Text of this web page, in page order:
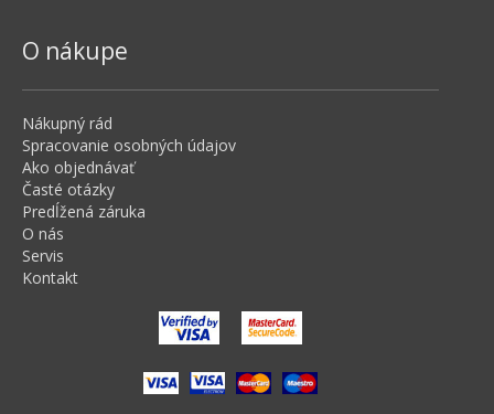
O nákupe
Nákupný rád
Spracovanie osobných údajov
Ako objednávať
Časté otázky
Predĺžená záruka
O nás
Servis
Kontakt